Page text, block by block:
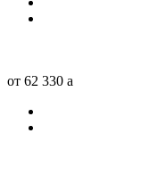
от 62 330 a